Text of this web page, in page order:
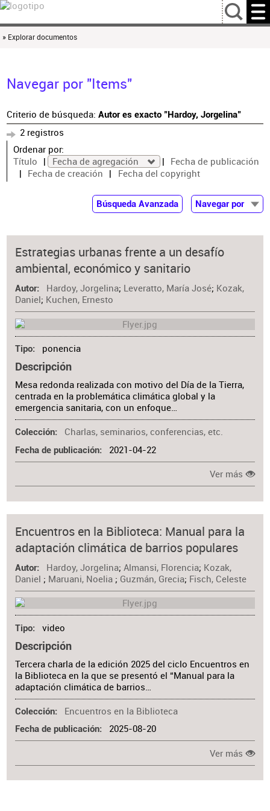
…
» Explorar documentos
Navegar por "Items"
Criterio de búsqueda: Autor es exacto "Hardoy, Jorgelina"
2 registros
Ordenar por:
Título
Fecha de agregación
Fecha de publicación
Fecha de creación
Fecha del copyright
Búsqueda Avanzada
Navegar por
Autor
Colaborador
Estrategias urbanas frente a un desafío
ambiental, económico y sanitario
Autor Hardoy, Jorgelina; Leveratto, María José; Kozak,
Daniel; Kuchen, Ernesto
Tipo ponencia
Descripción
Mesa redonda realizada con motivo del Día de la Tierra,
centrada en la problemática climática global y la
emergencia sanitaria, con un enfoque…
Colección Charlas, seminarios, conferencias, etc.
Fecha de publicación 2021-04-22
Ver más
Encuentros en la Biblioteca: Manual para la
adaptación climática de barrios populares
Autor Hardoy, Jorgelina; Almansi, Florencia; Kozak,
Daniel ; Maruani, Noelia ; Guzmán, Grecia; Fisch, Celeste
Tipo video
Descripción
Tercera charla de la edición 2025 del ciclo Encuentros en
la Biblioteca en la que se presentó el “Manual para la
adaptación climática de barrios…
Colección Encuentros en la Biblioteca
Fecha de publicación 2025-08-20
Ver más